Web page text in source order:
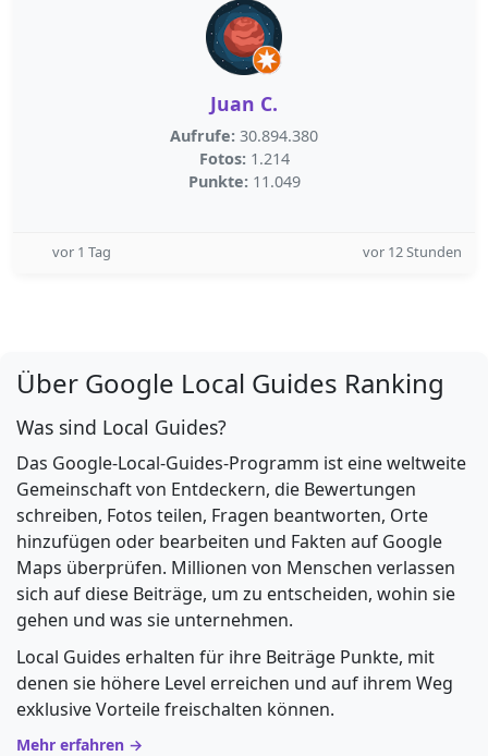
Juan C.
Aufrufe: 30.894.380
Fotos: 1.214
Punkte: 11.049
vor 1 Tag vor 12 Stunden
Über Google Local Guides Ranking
Was sind Local Guides?
Das Google-Local-Guides-Programm ist eine weltweite
Gemeinschaft von Entdeckern, die Bewertungen
schreiben, Fotos teilen, Fragen beantworten, Orte
hinzufügen oder bearbeiten und Fakten auf Google
Maps überprüfen. Millionen von Menschen verlassen
sich auf diese Beiträge, um zu entscheiden, wohin sie
gehen und was sie unternehmen.
Local Guides erhalten für ihre Beiträge Punkte, mit
denen sie höhere Level erreichen und auf ihrem Weg
exklusive Vorteile freischalten können.
Mehr erfahren →